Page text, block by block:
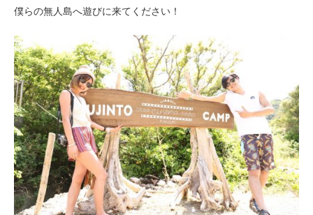
僕らの無人島へ遊びに来てください！